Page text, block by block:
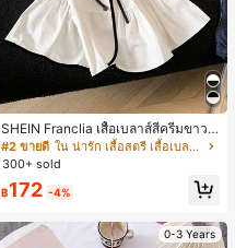
SHEIN Franclia เสื้อเบลาส์สีครีมขาวนุ่
มนวล เอวรูด, แต่งขอบตัดกัน + โบว์ผูก,
แขนพอง จับคู่กับกระโปรงชายระบาย,
กวัน
#2 ขายดี
ใน น่ารัก เสื้อสตรี เสื้อเบลาส์ & Tee
300+ sold
฿172 -4%
0-3 Years